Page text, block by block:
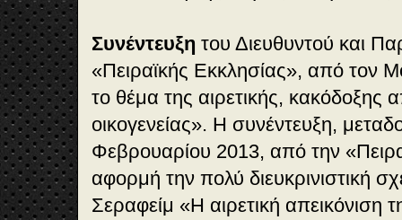
Συνέντευξη του Διευθυντού και
«Πειραϊκής Εκκλησίας», από τον
το θέμα της αιρετικής, κακόδοξης
οικογενείας». Η συνέντευξη,
Φεβρουαρίου 2013, από την
αφορμή την πολύ διευκρινιστική
Σεραφείμ «Η αιρετική απεικόνιση